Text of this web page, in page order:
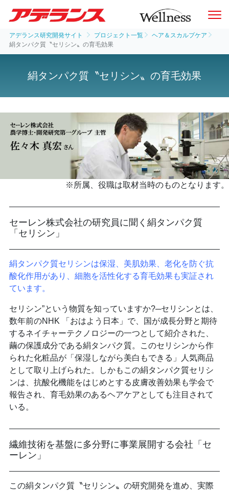
アデランス研究開発サイト プロジェクト一覧
ヘア＆スカルプケア
絹タンパク質〝セリシン〟の育毛効果
絹タンパク質〝セリシン〟の育毛効果
※所属、役職は取材当時のものとなります。
セーレン株式会社の研究員に聞く絹タンパク質
「セリシン」
絹タンパク質セリシンは保湿、美肌効果、老化を防ぐ抗
酸化作用があり、細胞を活性化する育毛効果も実証され
ています。
セリシン”という物質を知っていますか?─セリシンとは、
数年前のNHK 「おはよう日本」で、国が成長分野と期待
するネイチャーテクノロジーの一つとして紹介された、
繭の保護成分である絹タンパク質。このセリシンから作
られた化粧品が「保湿しながら美白もできる」人気商品
として取り上げられた。しかもこの絹タンパク質セリシ
ンは、抗酸化機能をはじめとする皮膚改善効果も学会で
報告され、育毛効果のあるヘアケアとしても注目されて
いる。
繊維技術を基盤に多分野に事業展開する会社「セ
ーレン」
この絹タンパク質〝セリシン〟の研究開発を進め、実際